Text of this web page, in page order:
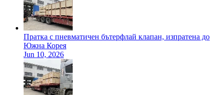
Пратка с пневматичен бътерфлай клапан, изпратена до
Южна Корея
Jun 10, 2026